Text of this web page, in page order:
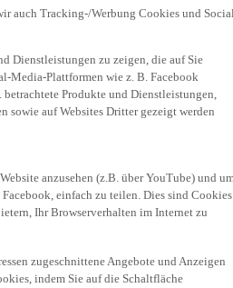
Media-Plattformen wie z. B. Facebook
Produkte und Dienstleistungen,
sowie auf Websites Dritter gezeigt werden
einfach zu teilen. Dies sind Cookies
Ihr Browserverhalten im Internet zu
indem Sie auf die Schaltfläche
von Cookies (z.B. nur die Social Media-